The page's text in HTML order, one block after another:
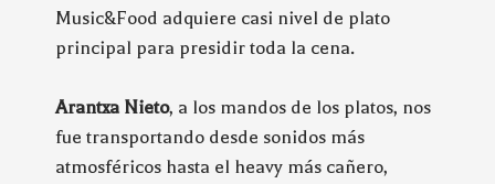
Music&Food adquiere casi nivel de plato
principal para presidir toda la cena.
Arantxa Nieto, a los mandos de los platos, nos
fue transportando desde sonidos más
atmosféricos hasta el heavy más cañero,